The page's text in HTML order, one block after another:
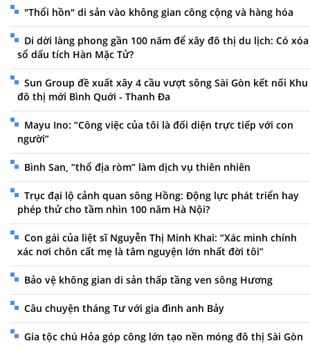
"Thổi hồn" di sản vào không gian công cộng và hàng hóa
Di dời làng phong gần 100 năm để xây đô thị du lịch: Có xóa
sổ dấu tích Hàn Mặc Tử?
Sun Group đề xuất xây 4 cầu vượt sông Sài Gòn kết nối Khu
đô thị mới Bình Quới - Thanh Đa
Mayu Ino: “Công việc của tôi là đối diện trực tiếp với con
người”
Bình San, “thổ địa ròm” làm dịch vụ thiên nhiên
Trục đại lộ cảnh quan sông Hồng: Động lực phát triển hay
phép thử cho tầm nhìn 100 năm Hà Nội?
Con gái của liệt sĩ Nguyễn Thị Minh Khai: “Xác minh chính
xác nơi chôn cất mẹ là tâm nguyện lớn nhất đời tôi”
Bảo vệ không gian di sản thấp tầng ven sông Hương
Câu chuyện tháng Tư với gia đình anh Bảy
Gia tộc chú Hỏa góp công lớn tạo nền móng đô thị Sài Gòn